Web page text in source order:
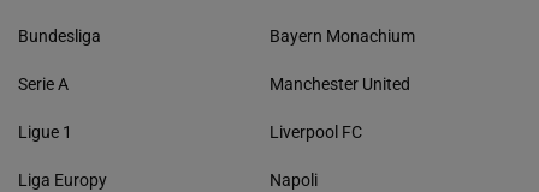
Bundesliga
Serie A
Ligue 1
Liga Europy
Bayern Monachium
Manchester United
Liverpool FC
Napoli